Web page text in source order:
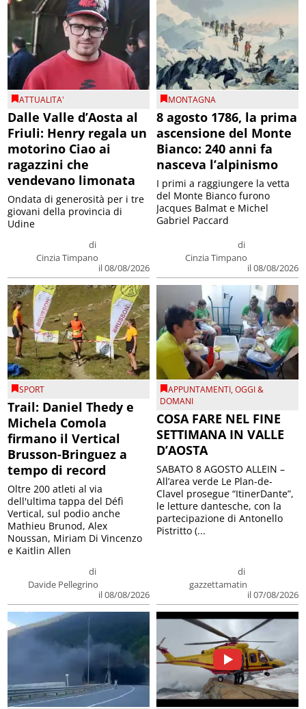
ATTUALITA'
Dalle Valle d’Aosta al
Friuli: Henry regala un
motorino Ciao ai
ragazzini che
vendevano limonata
di
Cinzia Timpano
il 08/08/2026
Ondata di generosità per i tre
giovani della provincia di
Udine
MONTAGNA
8 agosto 1786, la prima
ascensione del Monte
Bianco: 240 anni fa
nasceva l’alpinismo
di
Cinzia Timpano
il 08/08/2026
I primi a raggiungere la vetta
del Monte Bianco furono
Jacques Balmat e Michel
Gabriel Paccard
SPORT
Trail: Daniel Thedy e
Michela Comola
firmano il Vertical
Brusson-Bringuez a
tempo di record
di
Davide Pellegrino
il 08/08/2026
Oltre 200 atleti al via
dell'ultima tappa del Défì
Vertical, sul podio anche
Mathieu Brunod, Alex
Noussan, Miriam Di Vincenzo
e Kaitlin Allen
APPUNTAMENTI,OGGI &
DOMANI
COSA FARE NEL FINE
SETTIMANA IN VALLE
D’AOSTA
di
gazzettamatin
il 07/08/2026
SABATO 8 AGOSTO ALLEIN –
All’area verde Le Plan-de-
Clavel prosegue “ItinerDante”,
le letture dantesche, con la
partecipazione di Antonello
Pistritto (...